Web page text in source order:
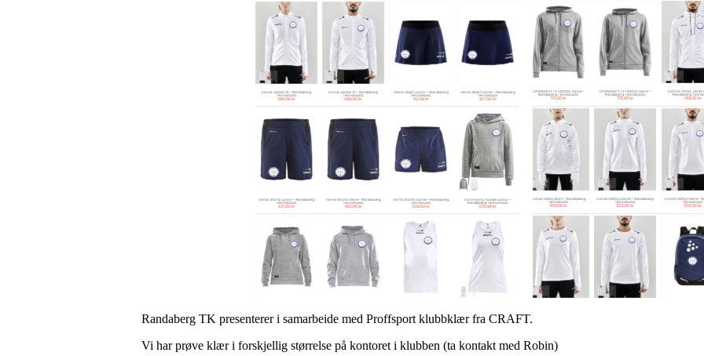
Randaberg TK presenterer i samarbeide med Proffsport klubbklær fra CRAFT.
Vi har prøve klær i forskjellig størrelse på kontoret i klubben (ta kontakt med Robin)